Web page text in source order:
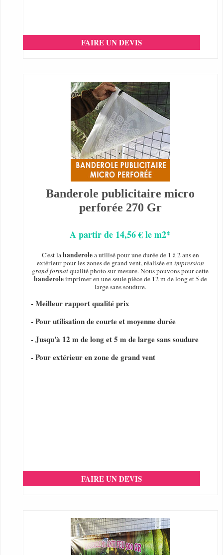
FAIRE UN DEVIS
Banderole publicitaire micro
perforée 270 Gr
A partir de 14,56 € le m2*
C'est labanderolea utilisé pour une durée de 1 à 2 ans en
extérieur pour les zones de grand vent, réalisée enimpression
grand formatqualité photo sur mesure. Nous pouvons pour cette
banderoleimprimer en une seule pièce de 12 m de long et 5 de
large sans soudure.
- Meilleur rapport qualité prix
- Pour utilisation de courte et moyenne durée
- Jusqu'à 12 m de long et 5 m de large sans soudure
- Pour extérieur en zone de grand vent
FAIRE UN DEVIS